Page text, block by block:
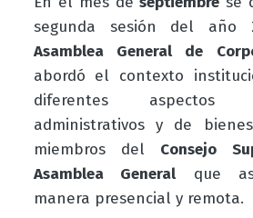
segunda sesión del año
Asamblea General de
abordó el contexto
diferentes aspectos
administrativos y de
miembros del Consejo
Asamblea General que
manera presencial y remota.